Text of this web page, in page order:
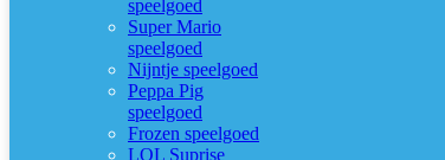
speelgoed
Super Mario
speelgoed
Nijntje speelgoed
Peppa Pig
speelgoed
Frozen speelgoed
LOL Suprise